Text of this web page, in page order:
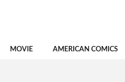
MOVIE AMERICAN COMICS